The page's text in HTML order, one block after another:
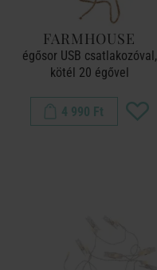
FARMHOUSE
égősor USB csatlakozóval,
kötél 20 égővel
4 990 Ft